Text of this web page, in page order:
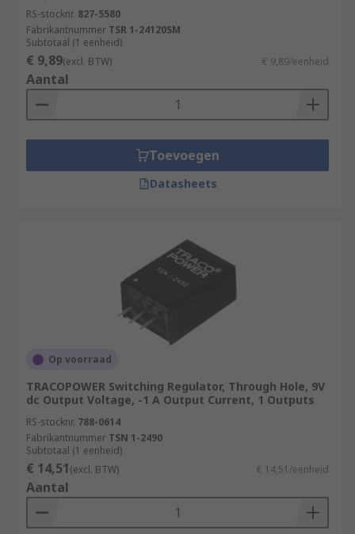
RS-stocknr. 827-5580
Fabrikantnummer TSR 1-24120SM
Subtotaal (1 eenheid)
€ 9,89(excl. BTW) € 9,89/eenheid
Aantal
Toevoegen
Datasheets
Op voorraad
TRACOPOWER Switching Regulator, Through Hole, 9V
dc Output Voltage, -1 A Output Current, 1 Outputs
RS-stocknr. 788-0614
Fabrikantnummer TSN 1-2490
Subtotaal (1 eenheid)
€ 14,51(excl. BTW) € 14,51/eenheid
Aantal